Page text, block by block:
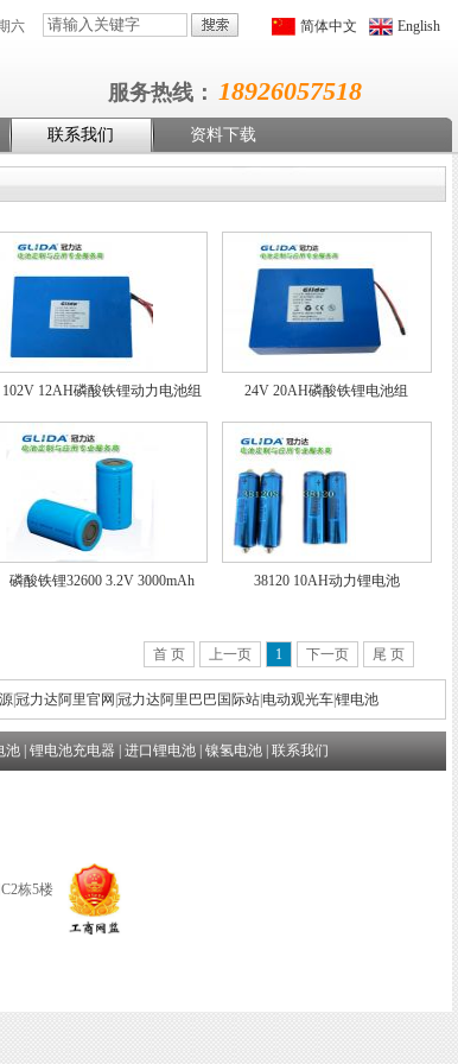
简体中文 English
服务热线： 18926057518
六
联系我们 资料下载
102V 12AH磷酸铁锂动力电池组 24V 20AH磷酸铁锂电池组
磷酸铁锂32600 3.2V 3000mAh 38120 10AH动力锂电池
首 页 上一页 1 下一页 尾 页
|冠力达阿里官网 冠力达阿里巴巴国际站| 电动观光车|锂电池
池 锂电池充电器 进口锂电池 镍氢电池 联系我们
栋5楼